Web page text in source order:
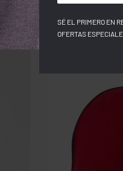
SÉ EL PRIMERO EN
OFERTAS